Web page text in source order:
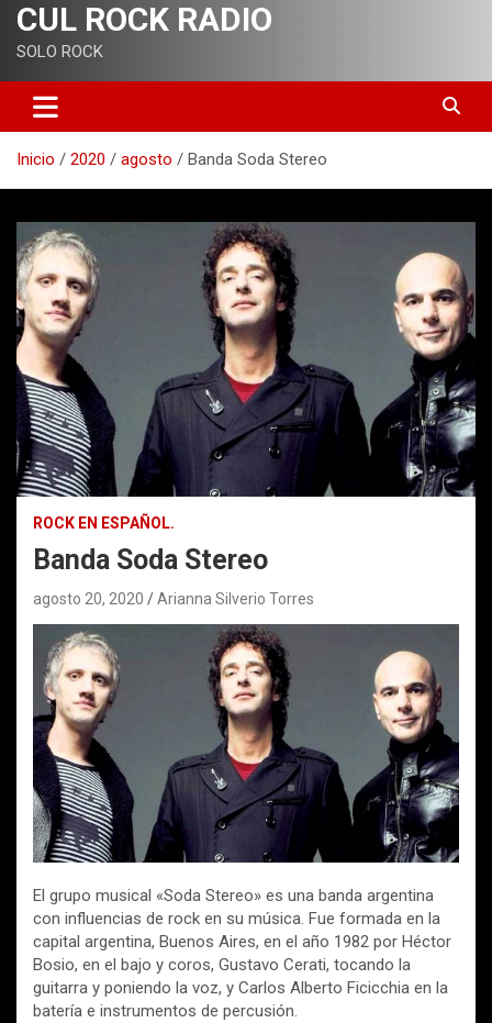
CUL ROCK RADIO
SOLO ROCK
Inicio 2020 agosto Banda Soda Stereo
ROCK EN ESPAÑOL.
Banda Soda Stereo
agosto 20, 2020 Arianna Silverio Torres
El grupo musical «Soda Stereo» es una banda argentina
con influencias de rock en su música. Fue formada en la
capital argentina, Buenos Aires, en el año 1982 por Héctor
Bosio, en el bajo y coros, Gustavo Cerati, tocando la
guitarra y poniendo la voz, y Carlos Alberto Ficicchia en la
batería e instrumentos de percusión.